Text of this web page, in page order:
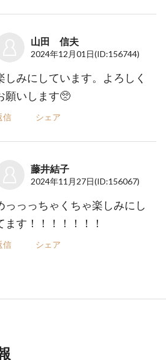
山田 信夫
2024年12月01日(ID:156744)
しみにしています。よろしく
願いします🥺
信 シェア
藤井結子
2024年11月27日(ID:156067)
っっっちゃくちゃ楽しみにし
ます！！！！！！！
信 シェア